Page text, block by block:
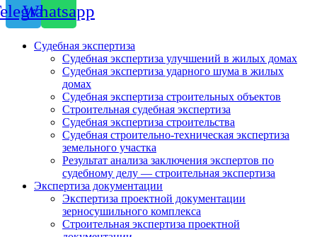
Whatsapp
Судебная экспертиза
Судебная экспертиза улучшений в жилых домах
Судебная экспертиза ударного шума в жилых
домах
Судебная экспертиза строительных объектов
Строительная судебная экспертиза
Судебная экспертиза строительства
Судебная строительно-техническая экспертиза
земельного участка
Результат анализа заключения экспертов по
судебному делу — строительная экспертиза
Экспертиза документации
Экспертиза проектной документации
зерносушильного комплекса
Строительная экспертиза проектной